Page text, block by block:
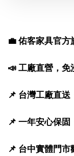
💼 佑客家具官
📣 工廠直營，免
📌 台灣工廠直
📌 一年安心保
📌 台中實體門